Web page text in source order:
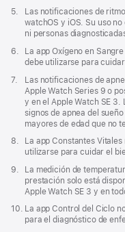
Nota
página
5.
Las notificaciones de
watchOS y iOS. Su uso
ni personas
Nota
de
página
6.
La app Oxígeno en
debe utilizarse para
Nota
página
7.
Las notificaciones de
Apple Watch Series 9 o
y en el Apple Watch SE
signos de apnea del
mayores de edad que no
Nota
de
página
8.
La app Constantes
utilizarse para cuidar el
Nota
página
9.
La medición de
prestación solo está
Apple Watch SE 3 y en
Nota
10. La app Control del Ciclo
para el diagnóstico de